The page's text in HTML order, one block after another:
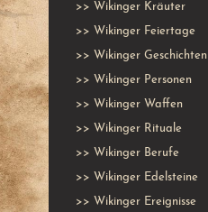
>> Wikinger Kräuter
>> Wikinger Feiertage
>> Wikinger Geschichten
>> Wikinger Personen
>> Wikinger Waffen
>> Wikinger Rituale
>> Wikinger Berufe
>> Wikinger Edelsteine
>> Wikinger Ereignisse